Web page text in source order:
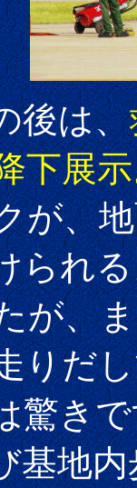
、
下展
が、
う
が、
りだ
で
きで